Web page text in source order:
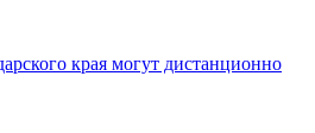
края могут дистанционно